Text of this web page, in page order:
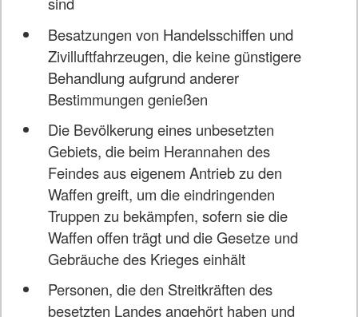
Besatzungen von Handelsschiffen und
Zivilluftfahrzeugen, die keine günstigere
Behandlung aufgrund anderer
Bestimmungen genießen
Die Bevölkerung eines unbesetzten
Gebiets, die beim Herannahen des
Feindes aus eigenem Antrieb zu den
Waffen greift, um die eindringenden
Truppen zu bekämpfen, sofern sie die
Waffen offen trägt und die Gesetze und
Gebräuche des Krieges einhält
Personen, die den Streitkräften des
besetzten Landes angehört haben und